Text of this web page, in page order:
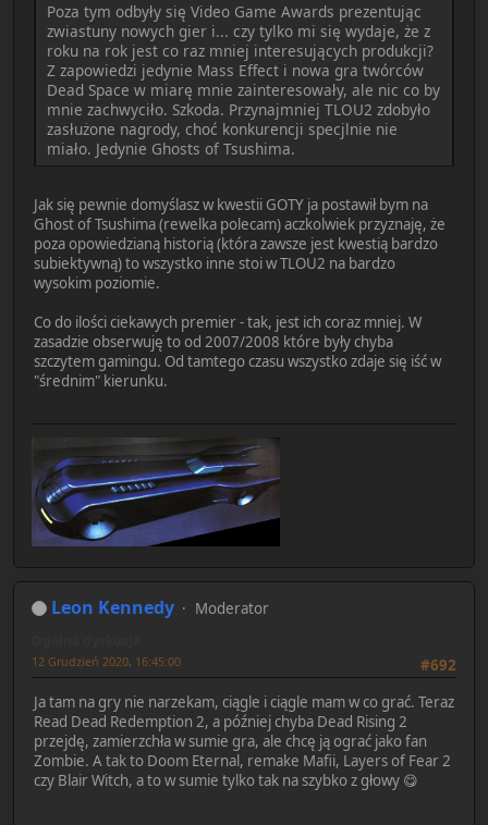
Poza tym odbyły się Video Game Awards prezentując
zwiastuny nowych gier i... czy tylko mi się wydaje, że z
roku na rok jest co raz mniej interesujących produkcji?
Z zapowiedzi jedynie Mass Effect i nowa gra twórców
Dead Space w miarę mnie zainteresowały, ale nic co by
mnie zachwyciło. Szkoda. Przynajmniej TLOU2 zdobyło
zasłużone nagrody, choć konkurencji specjlnie nie
miało. Jedynie Ghosts of Tsushima.
Jak się pewnie domyślasz w kwestii GOTY ja postawił bym na
Ghost of Tsushima (rewelka polecam) aczkolwiek przyznaję, że
poza opowiedzianą historią (która zawsze jest kwestią bardzo
subiektywną) to wszystko inne stoi w TLOU2 na bardzo
wysokim poziomie.
Co do ilości ciekawych premier - tak, jest ich coraz mniej. W
zasadzie obserwuję to od 2007/2008 które były chyba
szczytem gamingu. Od tamtego czasu wszystko zdaje się iść w
"średnim" kierunku.
Leon Kennedy Moderator
#692
12 Grudzień 2020, 16:45:00
Ja tam na gry nie narzekam, ciągle i ciągle mam w co grać. Teraz
Read Dead Redemption 2, a później chyba Dead Rising 2
przejdę, zamierzchła w sumie gra, ale chcę ją ograć jako fan
Zombie. A tak to Doom Eternal, remake Mafii, Layers of Fear 2
czy Blair Witch, a to w sumie tylko tak na szybko z głowy 😋